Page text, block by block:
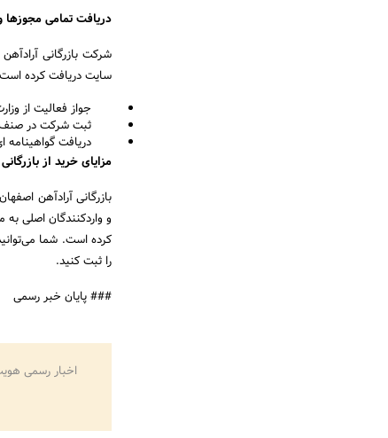
دریافت تمامی مجوزها
شرکت بازرگانی
سایت دریافت کرده
جواز فعالیت از
ثبت شرکت در صنف
دریافت گواهینامه
مزایای خرید از
بازرگانی آرادآهن
و واردکنندگان اصلی
را ثبت کنید.
### پایان خبر رسمی
اخبار رسمی